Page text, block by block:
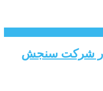
در شرکت سنجش